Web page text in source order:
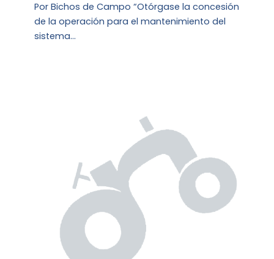
Por Bichos de Campo “Otórgase la concesión
de la operación para el mantenimiento del
sistema…